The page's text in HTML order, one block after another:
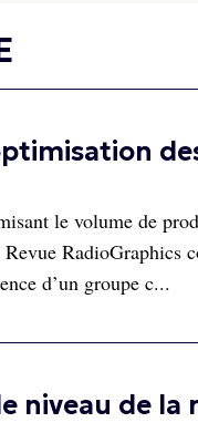
le volume de
RadioGraphics
d’un groupe c...
niveau de